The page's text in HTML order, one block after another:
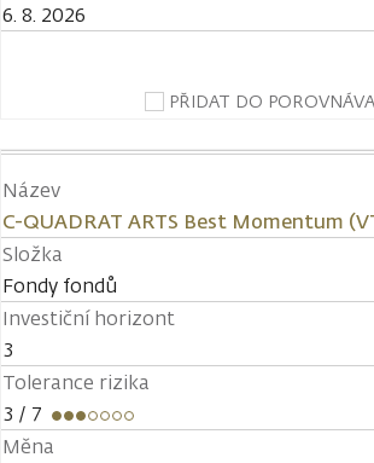
6. 8. 2026
PŘIDAT DO
Název
C-QUADRAT ARTS Best Momentum
Složka
Fondy fondů
Investiční horizont
3
Tolerance rizika
3 / 7
Měna